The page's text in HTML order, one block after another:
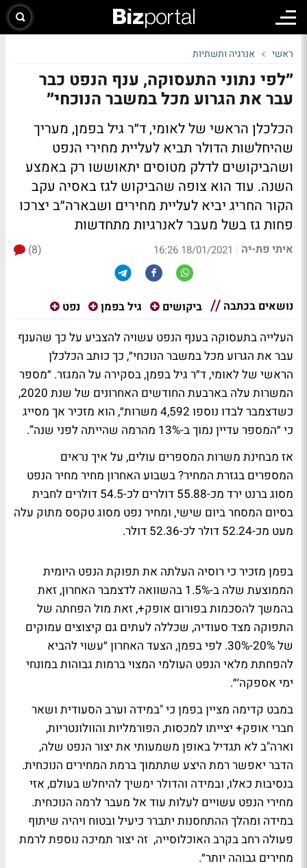
ראשי אנרגיה ותשתיות
״לפי נתוני התעסוקה, ענף הנפט כבר
עבר את הגרוע מכל במשבר הנוכחי״
הכלכלן הראשי של לאומי, ד״ר גיל בפמן, מעריך
שהיחלשות הדולר תביא לעליית מחירי הנפט
ושהביקושים לדלק מטוסים יתאוששו רק באמצע
השנה. עוד הוא צופה שהביקוש לגז באסיה עקב
הקור החריג יביא לעליית מחירים ושבארה״ב יצרכו
פחות גז בשל מעבר לאנרגיות מתחדשות
איתי פת-יה |
18/01/2021 16:26
(8)
נושאים בכתבה ביקושים גיל בפמן נפט
העלייה בתעסוקה בענף הנפט עשויה להצביע על כך שהענף
עבר את הגרוע מכל במשבר הנוכחי״, כך כותב הכלכלן
הראשי של לאומי, ד״ר גיל בפמן, בסקירה על המגזר. ״מספר
המשרות עלה בארבעת החודשים האחרונים של שנת 2020,
כשדצמבר לבדו נוספו 4,592 משרות״, הוא מזכיר אך מסייג
כי ״המספר עדיין נמוך ב-13% מהרמה שהייתה לפני שנה”.
אז מבחינת משרות המספרים עולים, על איך נראים
המספרים בגזרת המחיר? בשבוע האחרון מחיר מחיר הנפט
מסוג ברנט ירד מכ-55.88 דולרים לכ-54.5 דולרים לחבית
בסיום המסחר ביום שישי, ומחיר נפט מסוג טקסס מתוק עלה
מעט מכ-52.24 דולר לכ-52.36 דולר.
בפמן מזכיר כי רוסיה העלתה את תפוקת הנפט היומית
הממוצעת שלה ב-1.5% בהשוואה לדצמבר האחרון, זאת
בהמשך להסכמות בפורום אופק+, זאת מול הפחתה של
התפוקה מצד סעודיה, שכללה לעתים גם קיצוצים עמוקים
של 20%-30%. לפי בפמן, הצעד האחרון ״עשוי להביא
להפחתת מלאי הנפט העולמי המצוי ברמות גבוהות במונחי
ימי אספקה׳״.
במבט קדימה מציין בפמן כי "במידה וערב הסעודית ושאר
חברי אופק+ יצייתו למכסות, הפורמליות והוולונטריות,
וארה"ב לא תגדיל באופן משמעותי את יצור הנפט שלה,
הדבר יאפשר רמת היצע שתתמוך ברמת המחירים הנוכחית.
בנסיבות כאלו, ובמידה והדולר ימשיך להיחלש בעולם, אזי
מחירי הנפט עשויים לעלות עוד אל מעבר לרמה הנוכחית.
במידה ומהלך ההתחסנות יתברר כיעיל ובטוח ויהיה שיתוף
פעולה רחב בקרב האוכלוסייה, זה יצור תמיכה נוספת לרמת
מחירים גבוהה יותר״.